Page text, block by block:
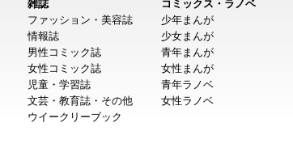
雑誌
ファッション・美容誌
情報誌
男性コミック誌
女性コミック誌
児童・学習誌
文芸・教育誌・その他
ウイークリーブック
コミックス・ラノベ
少年まんが
少女まんが
青年まんが
女性まんが
青年ラノベ
女性ラノベ